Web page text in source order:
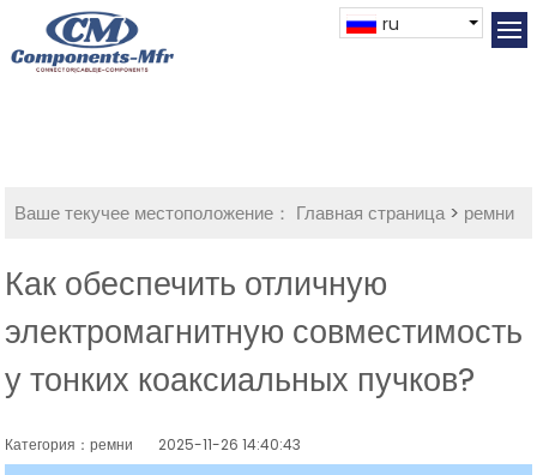
ru
Ваше текучее местоположение： Главная страница> ремни
Как обеспечить отличную
электромагнитную совместимость
у тонких коаксиальных пучков?
Категория：ремни 2025-11-26 14:40:43